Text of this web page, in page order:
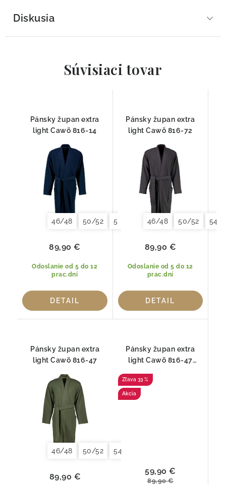
Diskusia
Súvisiaci tovar
Pánsky župan extra
light Cawö 816-14
46/48 50/52 54/56 58/60
Odoslanie od 5 do 12
prac.dní
89,90 €
DETAIL
Pánsky župan extra
light Cawö 816-72
46/48 50/52 54/
Odoslanie od 5 do 12
prac.dní
89,90 €
DETAIL
Pánsky župan extra
light Cawö 816-47
46/48 50/52 54/56
89,90 €
Pánsky župan extra
light Cawö 816-47
33 %
Akcia
59,90 €
89,90 €